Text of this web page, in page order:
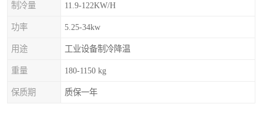
制冷量 11.9-122KW/H
功率 5.25-34kw
用途 工业设备制冷降温
重量 180-1150 kg
保质期 质保一年